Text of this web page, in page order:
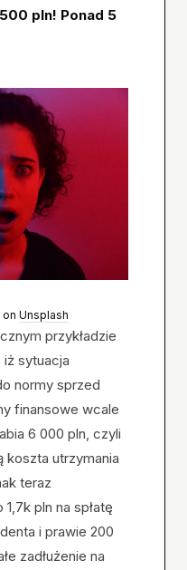
pln! Ponad 5
on Unsplash
przykładzie
sytuacja
normy sprzed
finansowe wcale
6 000 pln, czyli
koszta utrzymania
teraz
pln na spłatę
i prawie 200
zadłużenie na